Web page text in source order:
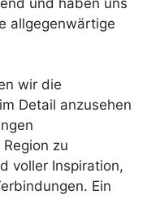
allgegenwärtige
wir die
Detail anzusehen
zu
voller Inspiration,
Ein